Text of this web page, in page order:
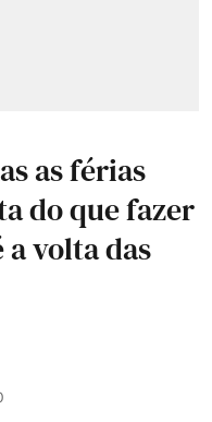
as férias
do que fazer
volta das